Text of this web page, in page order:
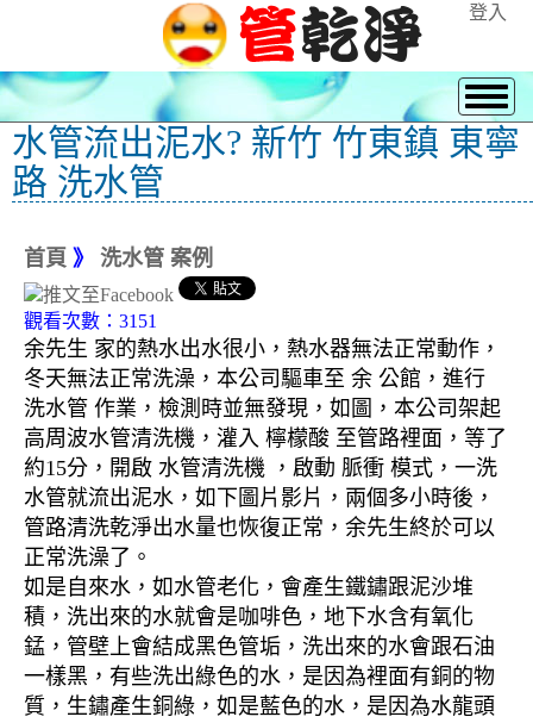
登入
水管流出泥水? 新竹 竹東鎮 東寧
路 洗水管
首頁 》 洗水管 案例
觀看次數：3151
余先生 家的熱水出水很小，熱水器無法正常動作，
冬天無法正常洗澡，本公司驅車至 余 公館，進行
洗水管 作業，檢測時並無發現，如圖，本公司架起
高周波水管清洗機，灌入 檸檬酸 至管路裡面，等了
約15分，開啟 水管清洗機 ，啟動 脈衝 模式，一洗
水管就流出泥水，如下圖片影片，兩個多小時後，
管路清洗乾淨出水量也恢復正常，余先生終於可以
正常洗澡了。
如是自來水，如水管老化，會產生鐵鏽跟泥沙堆
積，洗出來的水就會是咖啡色，地下水含有氧化
錳，管壁上會結成黑色管垢，洗出來的水會跟石油
一樣黑，有些洗出綠色的水，是因為裡面有銅的物
質，生鏽產生銅綠，如是藍色的水，是因為水龍頭